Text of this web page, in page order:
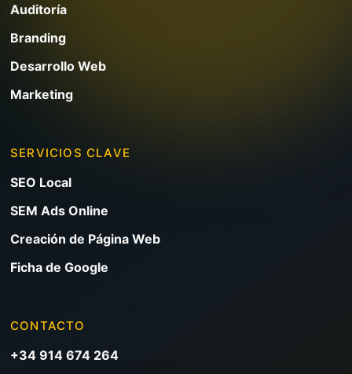
Auditoría
Branding
Desarrollo Web
Marketing
SERVICIOS CLAVE
SEO Local
SEM Ads Online
Creación de Página Web
Ficha de Google
CONTACTO
+34 914 674 264